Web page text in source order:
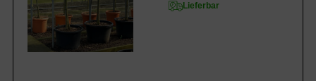
Lieferbar